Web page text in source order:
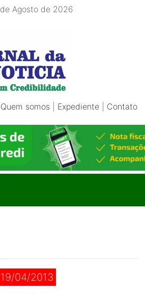
Agosto de 2026
Quem somos Expediente Contato
19/04/2013